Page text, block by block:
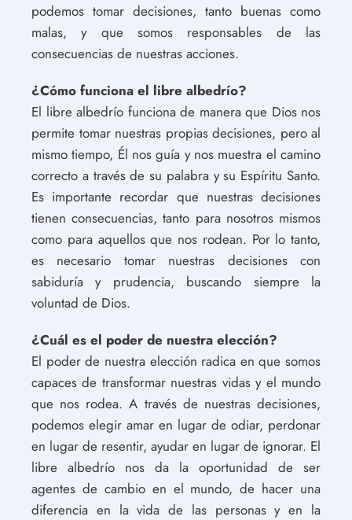
podemos tomar decisiones, tanto buenas como
malas, y que somos responsables de las
consecuencias de nuestras acciones.
¿Cómo funciona el libre albedrío?
El libre albedrío funciona de manera que Dios nos
permite tomar nuestras propias decisiones, pero al
mismo tiempo, Él nos guía y nos muestra el camino
correcto a través de su palabra y su Espíritu Santo.
Es importante recordar que nuestras decisiones
tienen consecuencias, tanto para nosotros mismos
como para aquellos que nos rodean. Por lo tanto,
es necesario tomar nuestras decisiones con
sabiduría y prudencia, buscando siempre la
voluntad de Dios.
¿Cuál es el poder de nuestra elección?
El poder de nuestra elección radica en que somos
capaces de transformar nuestras vidas y el mundo
que nos rodea. A través de nuestras decisiones,
podemos elegir amar en lugar de odiar, perdonar
en lugar de resentir, ayudar en lugar de ignorar. El
libre albedrío nos da la oportunidad de ser
agentes de cambio en el mundo, de hacer una
diferencia en la vida de las personas y en la